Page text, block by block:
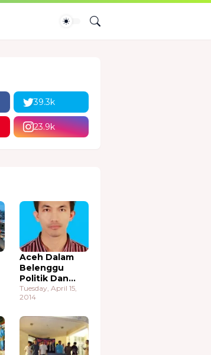
39.3k
23.9k
Aceh Dalam
Belenggu
Politik Dan
Ekonomi
Tuesday, April 15,
2014